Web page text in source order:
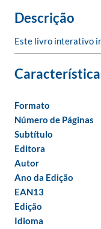
Descrição
Este livro interativo
Formato
Número de Páginas
Subtítulo
Editora
Autor
Ano da Edição
EAN13
Edição
Idioma